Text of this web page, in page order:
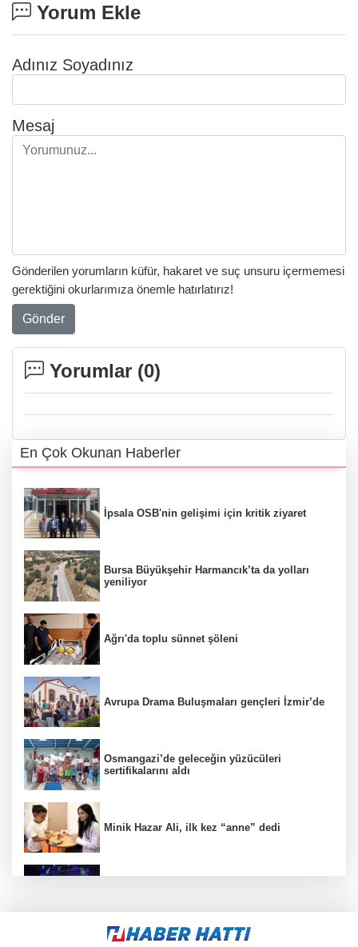
Yorum Ekle
Adınız Soyadınız
Mesaj
Gönderilen yorumların küfür, hakaret ve suç unsuru içermemesi
gerektiğini okurlarımıza önemle hatırlatırız!
Gönder
Yorumlar (0)
En Çok Okunan Haberler
İpsala OSB'nin gelişimi için kritik ziyaret
Bursa Büyükşehir Harmancık’ta da yolları
yeniliyor
Ağrı'da toplu sünnet şöleni
Avrupa Drama Buluşmaları gençleri İzmir’de
Osmangazi’de geleceğin yüzücüleri
sertifikalarını aldı
Minik Hazar Ali, ilk kez “anne” dedi